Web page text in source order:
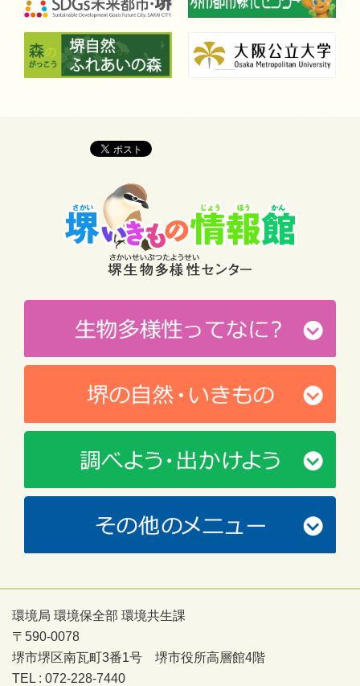
環境局 環境保全部 環境共生課
〒590-0078
堺市堺区南瓦町3番1号 堺市役所高層館4階
TEL : 072-228-7440